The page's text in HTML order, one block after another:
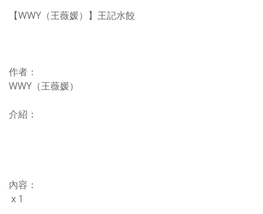
【WWY（王薇媛）】王記水餃
作者：
WWY（王薇媛）
介紹：
內容：
x 1